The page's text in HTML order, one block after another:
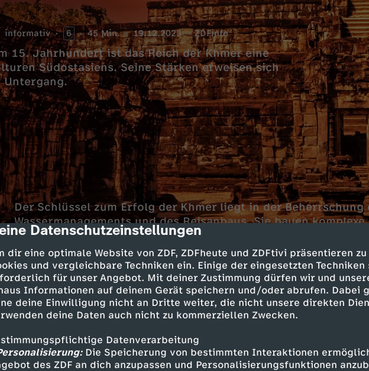
dialog-description
Datenschutzeinstellungen
dir eine optimale Website von ZDF, ZDFheute und ZDFtivi präsentieren
und vergleichbare Techniken ein. Einige der eingesetzten
für unser Angebot. Mit deiner Zustimmung dürfen wir und
Informationen auf deinem Gerät speichern und/oder abrufen. Dabei
deine Einwilligung nicht an Dritte weiter, die nicht unsere direkten
deine Daten auch nicht zu kommerziellen Zwecken.
Datenverarbeitung
Die Speicherung von bestimmten Interaktionen
des ZDF an dich anzupassen und Personalisierungsfunktionen
informativ 6 45 Min. 19.12.2023 ZDFinfo
15. Jahrhundert ist das Reich der Khmer eine
Südostasiens. Seine Stärken erweisen sich
Untergang.
Der Schlüssel zum Erfolg der Khmer liegt in der Beherrschung
Wassermanagements und des Reisanbaus. Sie bauen komplexe
Kanälen und Stauseen und sichern so die Versorgung der
Großstadt Angkorwird so zur größten Stadt der Welt.
Doch ihr weit verzweigtes Wassernetz kann das enorme
Reiches nicht dauerhaft tragen. Eine Dürre und
starken Monsunregenfällen lassen das System
gigantischen Tempelstädte werden aufgegeben und dem
überlassen.